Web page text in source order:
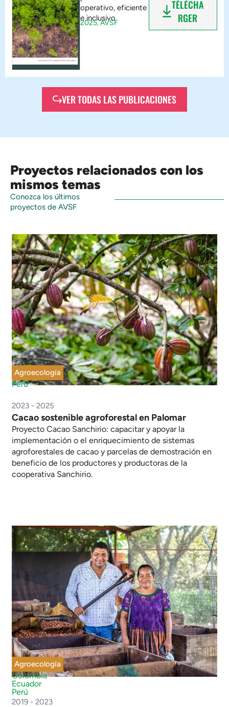
operativo, eficiente
e inclusivo
2025,AVSF
TÉLÉCHA
RGER
VER TODAS LAS PUBLICACIONES
Proyectos relacionados con los
mismos temas
Conozca los últimos
proyectos de AVSF
Agroecología
Perú
2023 - 2025
Cacao sostenible agroforestal en Palomar
Proyecto Cacao Sanchirio: capacitar y apoyar la
implementación o el enriquecimiento de sistemas
agroforestales de cacao y parcelas de demostración en
beneficio de los productores y productoras de la
cooperativa Sanchirio.
Agroecología
Colombia
Ecuador
Perú
2019 - 2023